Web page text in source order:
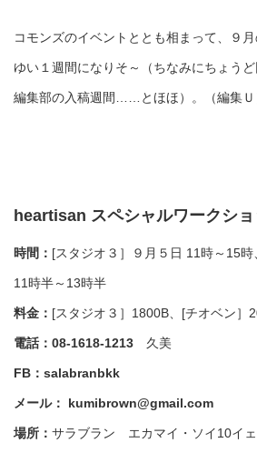
コモンズのイベントととも相まって、９
ゆい１週間になりそ～（ちなみにちょう
編集部の入稿週間……とほほ）。（編集Ｕ
heartisan スペシャルワークシ
時間： [スタジオ３］９月５日 11時～15
11時半～13時半
料金： [スタジオ３］1800B、[チオベン］
電話： 08-1618-1213 久美
FB： salabranbkk
メール： kumibrown@gmail.com
場所： サラブラン エカマイ・ソイ10イェ